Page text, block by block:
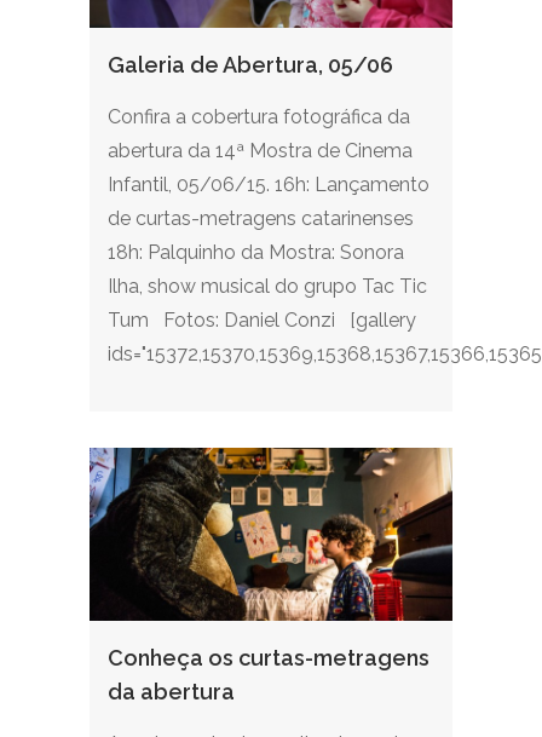
Galeria de Abertura, 05/06
Confira a cobertura fotográfica da
abertura da 14ª Mostra de Cinema
Infantil, 05/06/15. 16h: Lançamento
de curtas-metragens catarinenses
18h: Palquinho da Mostra: Sonora
Ilha, show musical do grupo Tac Tic
Tum Fotos: Daniel Conzi [gallery
Conheça os curtas-metragens
da abertura